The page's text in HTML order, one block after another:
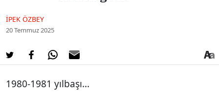
İPEK ÖZBEY
20 Temmuz 2025
1980-1981 yılbaşı...